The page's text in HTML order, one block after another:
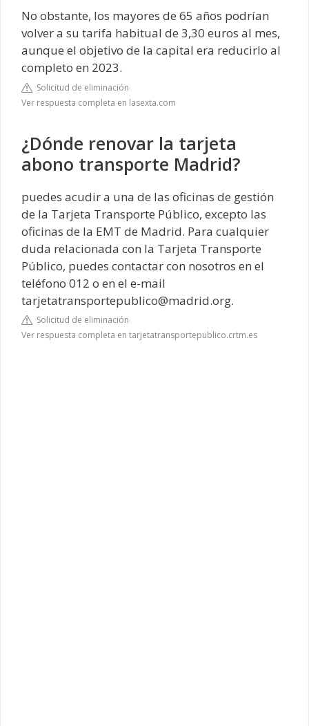
No obstante, los mayores de 65 años podrían
volver a su tarifa habitual de 3,30 euros al mes,
aunque el objetivo de la capital era reducirlo al
completo en 2023.
Solicitud de eliminación
Ver respuesta completa en lasexta.com
¿Dónde renovar la tarjeta
abono transporte Madrid?
puedes acudir a una de las oficinas de gestión
de la Tarjeta Transporte Público, excepto las
oficinas de la EMT de Madrid. Para cualquier
duda relacionada con la Tarjeta Transporte
Público, puedes contactar con nosotros en el
teléfono 012 o en el e-mail
tarjetatransportepublico@madrid.org.
Solicitud de eliminación
Ver respuesta completa en tarjetatransportepublico.crtm.es